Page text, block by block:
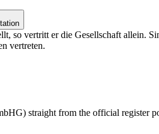
so vertritt er die Gesellschaft allein.
vertreten.
straight from the official register